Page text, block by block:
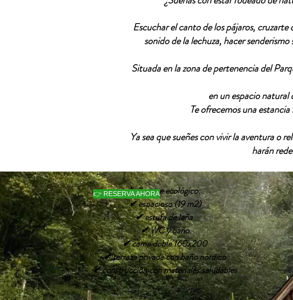
Escuchar el canto de los pájaros,
sonido de la lechuza, hacer
Situada en la zona de pertenencia del
en un espacio
Te ofrecemos una
Ya sea que sueñes con vivir la aventura o
harán
1 albergue ecológico:
✔ espacioso (19 m2)
✔ estufa de leña
✔ WC y baño
✔ cama doble 160x200
✔ terraza privada con baño nórdico
✔ construcción con materiales saludables
👉 RESERVA AHORA